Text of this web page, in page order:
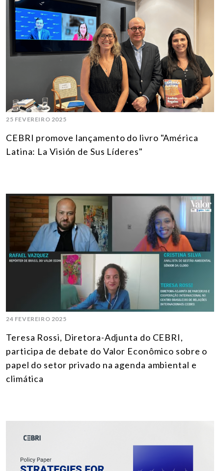
25 FEVEREIRO 2025
CEBRI promove lançamento do livro "América
Latina: La Visión de Sus Líderes"
24 FEVEREIRO 2025
Teresa Rossi, Diretora-Adjunta do CEBRI,
participa de debate do Valor Econômico sobre o
papel do setor privado na agenda ambiental e
climática